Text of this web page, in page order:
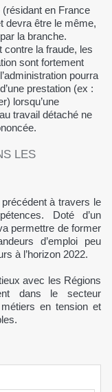
en France
devra être le même,
la branche.
contre la fraude, les
sont fortement
pourra
prestation (ex :
lorsqu’une
travail détaché ne
LES
à travers le
Doté d’un
permettre de former
d’emploi peu
à l’horizon 2022.
avec les Régions
dans le secteur
en tension et